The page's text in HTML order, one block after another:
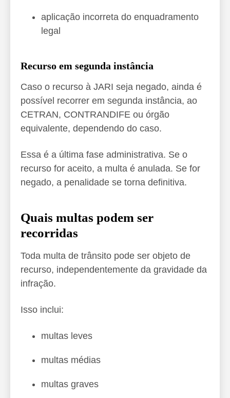
aplicação incorreta do enquadramento
legal
Recurso em segunda instância
Caso o recurso à JARI seja negado, ainda é
possível recorrer em segunda instância, ao
CETRAN, CONTRANDIFE ou órgão
equivalente, dependendo do caso.
Essa é a última fase administrativa. Se o
recurso for aceito, a multa é anulada. Se for
negado, a penalidade se torna definitiva.
Quais multas podem ser
recorridas
Toda multa de trânsito pode ser objeto de
recurso, independentemente da gravidade da
infração.
Isso inclui:
multas leves
multas médias
multas graves